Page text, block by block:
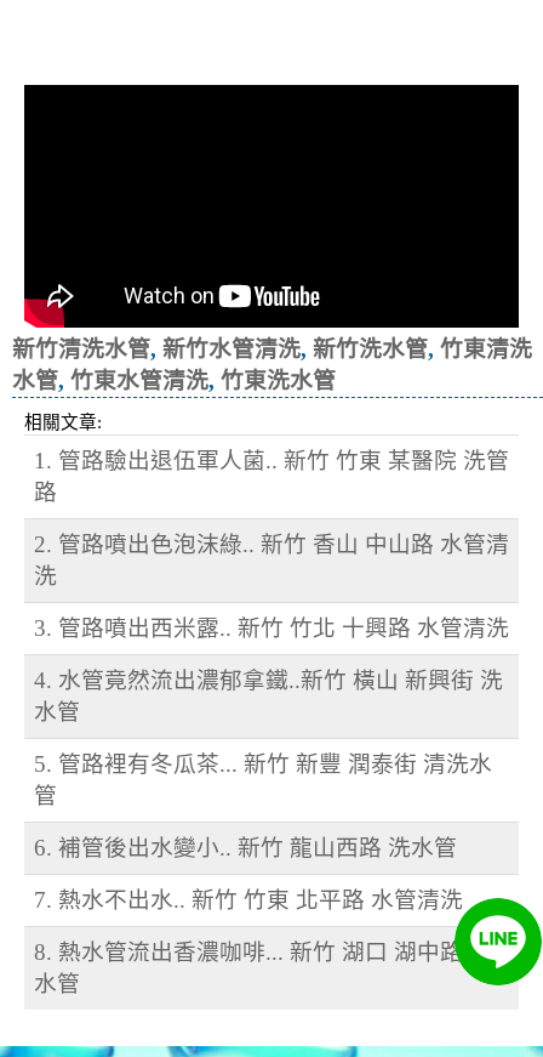
新竹清洗水管, 新竹水管清洗, 新竹洗水管, 竹東清洗
水管, 竹東水管清洗, 竹東洗水管
相關文章:
1. 管路驗出退伍軍人菌.. 新竹 竹東 某醫院 洗管
路
2. 管路噴出色泡沫綠.. 新竹 香山 中山路 水管清
洗
3. 管路噴出西米露.. 新竹 竹北 十興路 水管清洗
4. 水管竟然流出濃郁拿鐵..新竹 橫山 新興街 洗
水管
5. 管路裡有冬瓜茶... 新竹 新豐 潤泰街 清洗水
管
6. 補管後出水變小.. 新竹 龍山西路 洗水管
7. 熱水不出水.. 新竹 竹東 北平路 水管清洗
8. 熱水管流出香濃咖啡... 新竹 湖口 湖中路 洗
水管